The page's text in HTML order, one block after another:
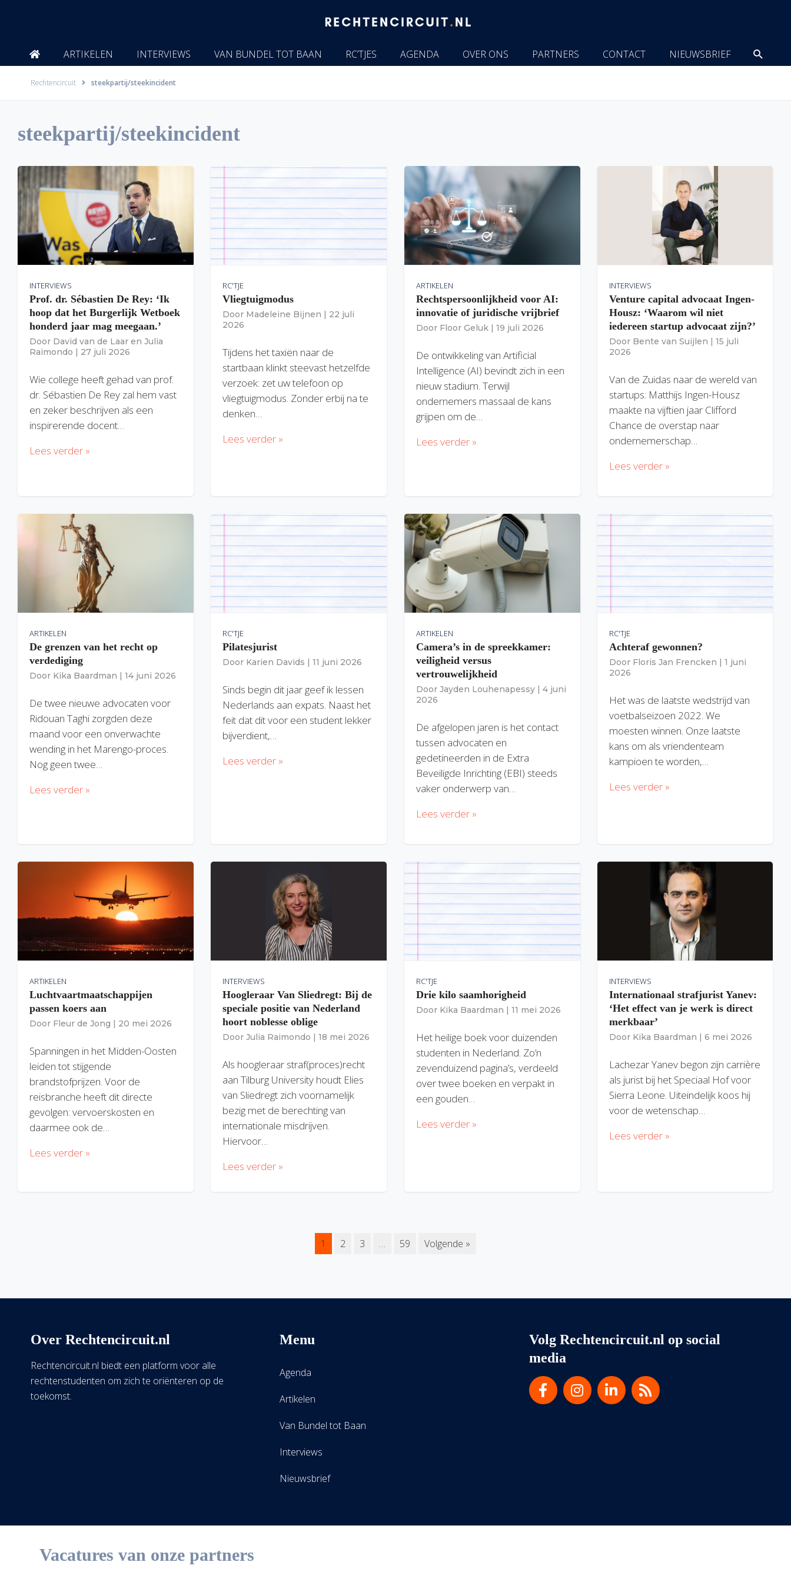
ARTIKELEN INTERVIEWS VAN BUNDEL TOT BAAN RC’TJES AGENDA OVER ONS PARTNERS CONTACT NIEUWSBRIEF
Rechtencircuit steekpartij/steekincident
steekpartij/steekincident
INTERVIEWS
Prof. dr. Sébastien De Rey: ‘Ik
hoop dat het Burgerlijk Wetboek
honderd jaar mag meegaan.’
Door David van de Laar en Julia
Raimondo | 27 juli 2026
Wie college heeft gehad van prof.
dr. Sébastien De Rey zal hem vast
en zeker beschrijven als een
inspirerende docent…
Lees verder »
RC'TJE
Vliegtuigmodus
Door Madeleine Bijnen | 22 juli
2026
Tijdens het taxiën naar de
startbaan klinkt steevast hetzelfde
verzoek: zet uw telefoon op
vliegtuigmodus. Zonder erbij na te
denken…
Lees verder »
ARTIKELEN
Rechtspersoonlijkheid voor AI:
innovatie of juridische vrijbrief
Door Floor Geluk | 19 juli 2026
De ontwikkeling van Artificial
Intelligence (AI) bevindt zich in een
nieuw stadium. Terwijl
ondernemers massaal de kans
grijpen om de…
Lees verder »
INTERVIEWS
Venture capital advocaat Ingen-
Housz: ‘Waarom wil niet
iedereen startup advocaat zijn?’
Door Bente van Suijlen | 15 juli
2026
Van de Zuidas naar de wereld van
startups: Matthijs Ingen-Housz
maakte na vijftien jaar Clifford
Chance de overstap naar
ondernemerschap…
Lees verder »
ARTIKELEN
De grenzen van het recht op
verdediging
Door Kika Baardman | 14 juni 2026
De twee nieuwe advocaten voor
Ridouan Taghi zorgden deze
maand voor een onverwachte
wending in het Marengo-proces.
Nog geen twee…
Lees verder »
RC'TJE
Pilatesjurist
Door Karien Davids | 11 juni 2026
Sinds begin dit jaar geef ik lessen
Nederlands aan expats. Naast het
feit dat dit voor een student lekker
bijverdient,…
Lees verder »
ARTIKELEN
Camera’s in de spreekkamer:
veiligheid versus
vertrouwelijkheid
Door Jayden Louhenapessy | 4 juni
2026
De afgelopen jaren is het contact
tussen advocaten en
gedetineerden in de Extra
Beveiligde Inrichting (EBI) steeds
vaker onderwerp van…
Lees verder »
RC'TJE
Achteraf gewonnen?
Door Floris Jan Frencken | 1 juni
2026
Het was de laatste wedstrijd van
voetbalseizoen 2022. We
moesten winnen. Onze laatste
kans om als vriendenteam
kampioen te worden,…
Lees verder »
ARTIKELEN
Luchtvaartmaatschappijen
passen koers aan
Door Fleur de Jong | 20 mei 2026
Spanningen in het Midden-Oosten
leiden tot stijgende
brandstofprijzen. Voor de
reisbranche heeft dit directe
gevolgen: vervoerskosten en
daarmee ook de…
Lees verder »
INTERVIEWS
Hoogleraar Van Sliedregt: Bij de
speciale positie van Nederland
hoort noblesse oblige
Door Julia Raimondo | 18 mei 2026
Als hoogleraar straf(proces)recht
aan Tilburg University houdt Elies
van Sliedregt zich voornamelijk
bezig met de berechting van
internationale misdrijven.
Hiervoor…
Lees verder »
RC'TJE
Drie kilo saamhorigheid
Door Kika Baardman | 11 mei 2026
Het heilige boek voor duizenden
studenten in Nederland. Zo’n
zevenduizend pagina’s, verdeeld
over twee boeken en verpakt in
een gouden…
Lees verder »
INTERVIEWS
Internationaal strafjurist Yanev:
‘Het effect van je werk is direct
merkbaar’
Door Kika Baardman | 6 mei 2026
Lachezar Yanev begon zijn carrière
als jurist bij het Speciaal Hof voor
Sierra Leone. Uiteindelijk koos hij
voor de wetenschap…
Lees verder »
1 2 3 … 59 Volgende »
Over Rechtencircuit.nl
Rechtencircuit.nl biedt een platform voor alle
rechtenstudenten om zich te oriënteren op de
toekomst.
Menu
Agenda
Artikelen
Van Bundel tot Baan
Interviews
Nieuwsbrief
Volg Rechtencircuit.nl op social
media
Vacatures van onze partners